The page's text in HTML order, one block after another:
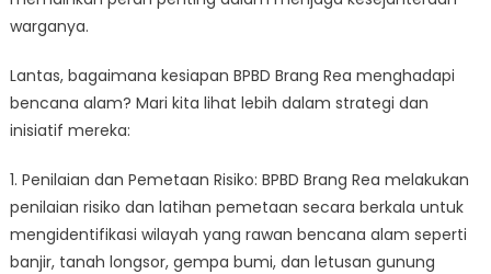
warganya.
Lantas, bagaimana kesiapan BPBD Brang Rea menghadapi
bencana alam? Mari kita lihat lebih dalam strategi dan
inisiatif mereka:
1. Penilaian dan Pemetaan Risiko: BPBD Brang Rea melakukan
penilaian risiko dan latihan pemetaan secara berkala untuk
mengidentifikasi wilayah yang rawan bencana alam seperti
banjir, tanah longsor, gempa bumi, dan letusan gunung